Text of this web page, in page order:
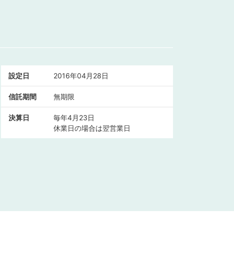
設定日 2016年04月28日
信託期間 無期限
決算日
毎年4月23日
休業日の場合は翌営業日